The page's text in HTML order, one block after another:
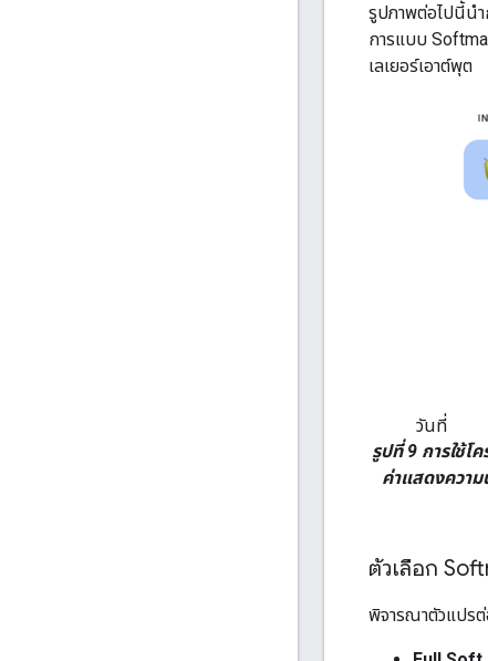
รูปภาพต่อไปนี้นำ
การแบบ
เลเยอร์เอาต์พุต
วันที่
รูปที่ 9 การใช้โ
ค่าแสดงความ
ตัวเลือก
พิจารณาตัวแปร